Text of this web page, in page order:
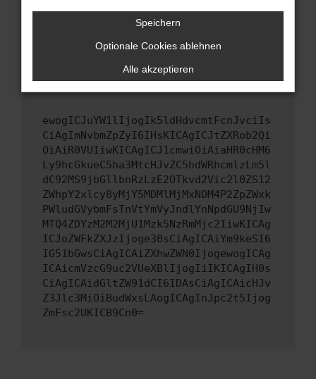
Wende dich an den Webseitenbetreiber.
Wenn du alle oben genannten Schritte versucht
hast, kontaktiere uns bitte. Wir werden
versuchen, das Problem zu beheben. Du kannst
uns diesen Text schicken, um uns bei der
ewogICJuYW1lIjogIk5ldHdvcmtFcnJvciIs
CiAgImNvbmZpZyI6IHsKICAgICJtZXRob2Qi
OiAiR0VUIiwKICAgICJ1cmwiOiAiaHR0cHM6
Ly9hcGkueC5ha3MtcHJvZC5hdWRhcmlzLm5l
dC92MS9jbGllbnRzLzE2OTkvd2Vic2l0ZS12
ZWhpY2xlcy8yMjY5MDMlMjMxNDM4P2ZpZWxk
PWludGVybmFsTnVtYmVyJndlYnNpdGU9NjIw
MTQ4ZDYzM2M2MjU1Mzk5NzRmMjc2IiwKICAg
ICJoZWFkZXJzIjoge30sCiAgICAiYm9keSI6
IG51bGwsCiAgICAiZXhwZWN0IjogewogICAg
ICAicmVzcG9uc2VUeXBlIjogIiIKICAgIH0s
CiAgICAidGltZW91dCI6IDAsCiAgICAicHJv
Z3Jlc3MiOiBudWxsLAogICAgInJpc2t5Ijog
ZmFsc2UKICB9Cn0=
Speichern
Optionale Cookies ablehnen
Alle akzeptieren